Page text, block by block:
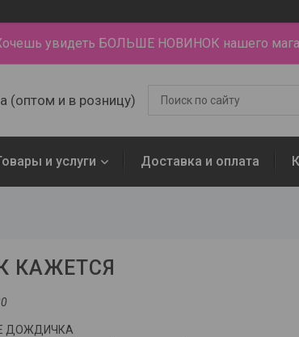
увидеть БОЛЬШЕ НОВИНОК нашего
(оптом и в розницу)
и услуги Доставка и оплата
КАЖЕТСЯ
ДОЖДИЧКА